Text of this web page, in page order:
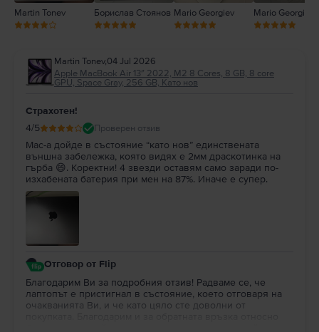
Martin Tonev Борислав Стоянов Mario Georgiev Mario Georgiev
Martin Tonev,04 Jul 2026
Apple MacBook Air 13″ 2022, M2 8 Cores, 8 GB, 8 core
GPU, Space Gray, 256 GB, Като нов
Страхотен!
4/5 Проверен отзив
Mac-a дойде в състояние “като нов” единствената
външна забележка, която видях е 2мм драскотинка на
гърба 😄. Коректни! 4 звезди оставям само заради по-
изхабената батерия при мен на 87%. Иначе е супер.
Отговор от Flip
Благодарим Ви за подробния отзив! Радваме се, че
лаптопът е пристигнал в състояние, което отговаря на
очакванията Ви, и че като цяло сте доволни от